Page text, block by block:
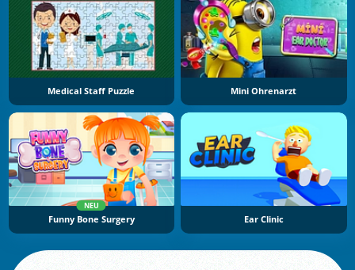
Medical Staff Puzzle Mini Ohrenarzt
NEU
Funny Bone Surgery Ear Clinic